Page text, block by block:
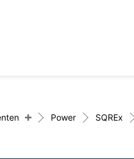
+ Power SQREx